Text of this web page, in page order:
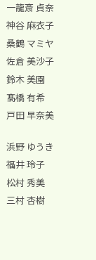
一龍斎 貞奈
神谷 麻衣子
桑鶴 マミヤ
佐倉 美沙子
鈴木 美園
髙橋 有希
戸田 早奈美
浜野 ゆうき
福井 玲子
松村 秀美
三村 杏樹